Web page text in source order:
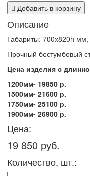
Добавить в корзину
Описание
Габариты: 700х820h
Прочный бестумбовый
Цена изделия с
1200мм- 19850 р.
1500мм- 21600 р.
1750мм- 25100 р.
1900мм- 26900 р.
Цена:
19 850 руб.
Количество, шт.: